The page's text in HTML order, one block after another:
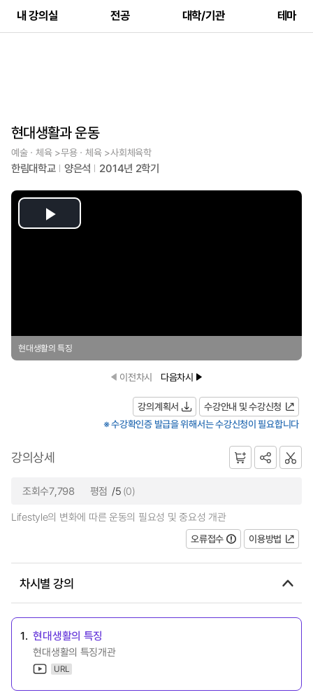
내 강의실 전공 대학/기관 테마
현대생활과 운동
예술ㆍ체육 >무용ㆍ체육 >사회체육학
한림대학교 양은석 2014년 2학기
Play
현대생활의 특징
이전차시 다음차시
강의계획서
수강안내 및 수강신청
※ 수강확인증 발급을 위해서는 수강신청이 필요합니다
강의상세
조회수7,798 평점 /5 (0)
Lifestyle의 변화에 따른 운동의 필요성 및 중요성 개관
오류접수
이용방법
차시별 강의
1. 현대생활의 특징
현대생활의 특징개관
URL